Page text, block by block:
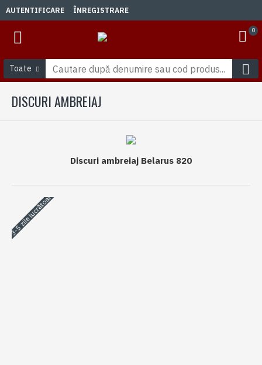
AUTENTIFICARE ÎNREGISTRARE
0
Toate
DISCURI AMBREIAJ
Discuri ambreiaj Belarus 820
3-5 zile lucrătoare